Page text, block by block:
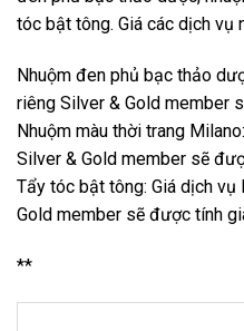
tóc bật tông. Giá các dịch vụ
Nhuộm đen phủ bạc thảo
riêng Silver & Gold member
Nhuộm màu thời trang
Silver & Gold member sẽ
Tẩy tóc bật tông: Giá dịch
Gold member sẽ được tính
**